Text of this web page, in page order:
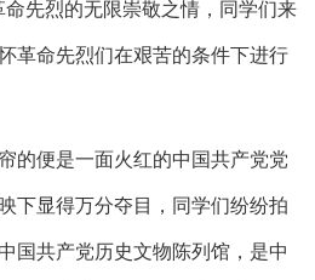
先烈的无限崇敬之情，同学们来
革命先烈们在艰苦的条件下进行
的便是一面火红的中国共产党党
下显得万分夺目，同学们纷纷拍
国共产党历史文物陈列馆，是中